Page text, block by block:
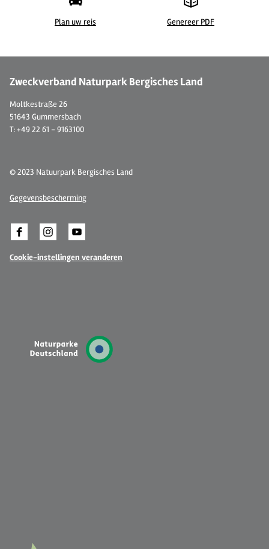
Plan uw reis Genereer PDF
Zweckverband Naturpark Bergisches Land
Moltkestraße 26
51643 Gummersbach
T: +49 22 61 - 9163100
© 2023 Natuurpark Bergisches Land
Gegevensbescherming
Cookie-instellingen veranderen